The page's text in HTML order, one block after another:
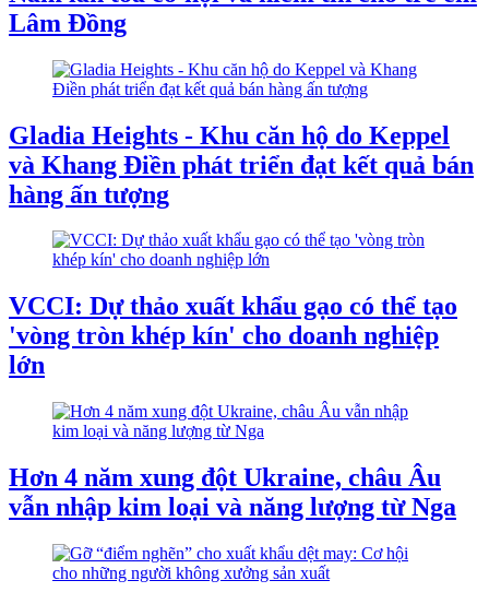
Lâm Đồng
Gladia Heights - Khu căn hộ do Keppel
và Khang Điền phát triển đạt kết quả bán
hàng ấn tượng
VCCI: Dự thảo xuất khẩu gạo có thể tạo
'vòng tròn khép kín' cho doanh nghiệp
lớn
Hơn 4 năm xung đột Ukraine, châu Âu
vẫn nhập kim loại và năng lượng từ Nga